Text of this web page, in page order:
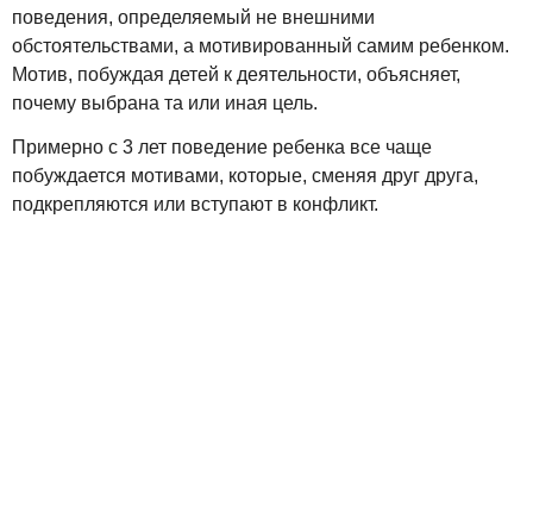
поведения, определяемый не внешними
обстоятельствами, а мотивированный самим ребенком.
Мотив, побуждая детей к деятельности, объясняет,
почему выбрана та или иная цель.
Примерно с 3 лет поведение ребенка все чаще
побуждается мотивами, которые, сменяя друг друга,
подкрепляются или вступают в конфликт.